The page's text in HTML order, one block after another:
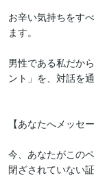
お辛い気持ちをす
ます。
男性である私だか
ント」を、対話を
【あなたへメッセ
今、あなたがこの
閉ざされていない証